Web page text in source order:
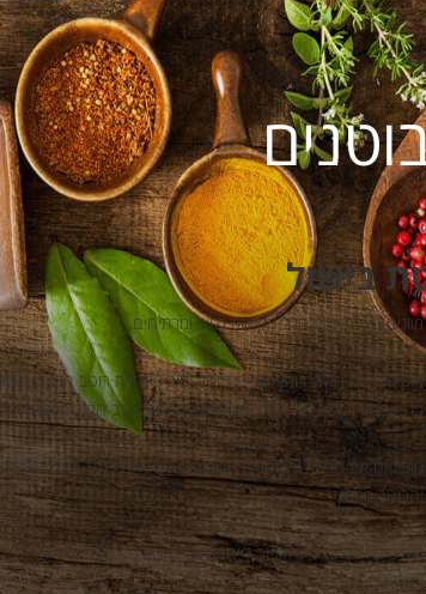
בישול
מוזגים חצי מכמות חלב הקוקוס לסיר ומרתיחים.
מוסיפים את הקארי ומערבבים היטב. מוסיפים את רוטב הדגים,
כדי ערבוב במשך 10 דקות. מוסיפים את שאר חלב הקוקוס ומביאים לרתיחה.
מוסיפים את הבשר והבוטנים
והרוטב מסמיך.
מוסיפים את הצ'ילי והקפיר-ליים, מתבלים במלח ופלפל לפי הטעם,
ומגישים.